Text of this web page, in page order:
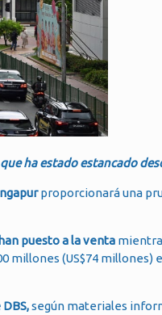
ha estado estancado
proporcionará una
puesto a la venta
millones (US$74 millones)
según materiales